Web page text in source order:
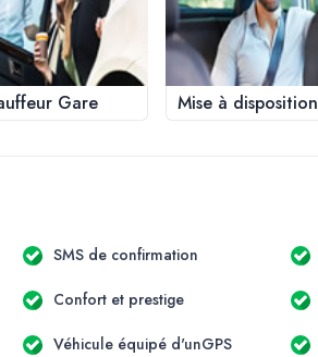
Gare Mise à disposition
SMS de confirmation
Confort et prestige
Véhicule équipé d'unGPS